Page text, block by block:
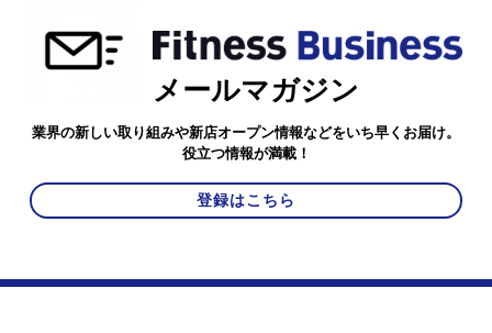
メールマガジン
業界の新しい取り組みや新店オープン情報などをいち早くお届け。
役立つ情報が満載！
登録はこちら